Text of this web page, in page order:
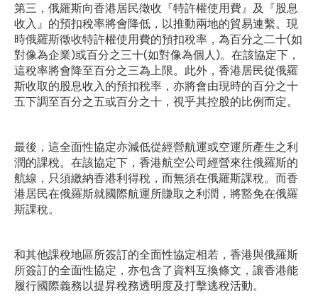
第三，俄羅斯向香港居民徵收『特許權使用費』及『股息
收入』的預扣稅率將會降低，以推動兩地的貿易連繫。現
時俄羅斯徵收特許權使用費的預扣稅率，為百分之二十(如
對像為企業)或百分之三十(如對像為個人)。在該協定下，
這稅率將會降至百分之三為上限。此外，香港居民從俄羅
斯收取的股息收入的預扣稅率，亦將會由現時的百分之十
五下調至百分之五或百分之十，視乎其控股的比例而定。
最後，這全面性協定亦減低從經營航運或空運所產生之利
潤的課稅。在該協定下，香港航空公司經營來往俄羅斯的
航線，只須繳納香港利得稅，而無須在俄羅斯課稅。而香
港居民在俄羅斯就國際航運所賺取之利潤，將豁免在俄羅
斯課稅。
和其他課稅地區所簽訂的全面性協定相若，香港與俄羅斯
所簽訂的全面性協定，亦包含了資料互換條文，讓香港能
履行國際義務以提昇稅務透明度及打擊逃稅活動。